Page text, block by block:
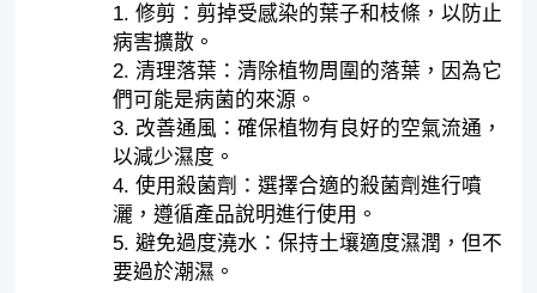
1. 修剪：剪掉受感染的葉子和枝條，以防止
病害擴散。
2. 清理落葉：清除植物周圍的落葉，因為它
們可能是病菌的來源。
3. 改善通風：確保植物有良好的空氣流通，
以減少濕度。
4. 使用殺菌劑：選擇合適的殺菌劑進行噴
灑，遵循產品說明進行使用。
5. 避免過度澆水：保持土壤適度濕潤，但不
要過於潮濕。